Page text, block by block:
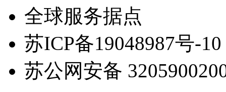
全球服务据点
苏ICP备19048987号-10
苏公网安备